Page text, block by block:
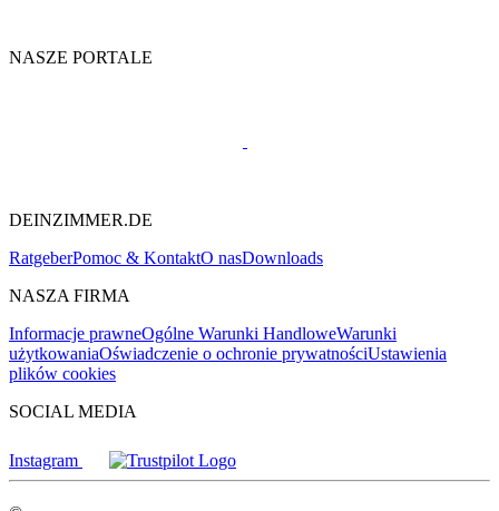
NASZE PORTALE
DEINZIMMER.DE
RatgeberPomoc & KontaktO nasDownloads
NASZA FIRMA
Informacje prawneOgólne Warunki HandloweWarunki
użytkowaniaOświadczenie o ochronie prywatnościUstawienia
plików cookies
SOCIAL MEDIA
Instagram